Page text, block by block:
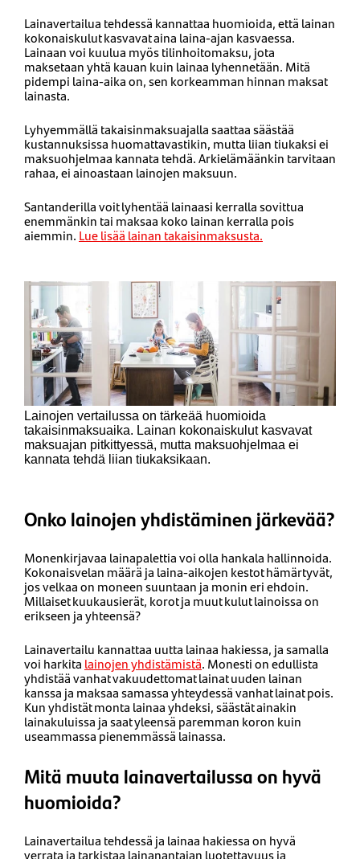
Lainavertailua tehdessä kannattaa huomioida, että lainan
kokonaiskulut kasvavat aina laina-ajan kasvaessa.
Lainaan voi kuulua myös tilinhoitomaksu, jota
maksetaan yhtä kauan kuin lainaa lyhennetään. Mitä
pidempi laina-aika on, sen korkeamman hinnan maksat
lainasta.
Lyhyemmällä takaisinmaksuajalla saattaa säästää
kustannuksissa huomattavastikin, mutta liian tiukaksi ei
maksuohjelmaa kannata tehdä. Arkielämäänkin tarvitaan
rahaa, ei ainoastaan lainojen maksuun.
Santanderilla voit lyhentää lainaasi kerralla sovittua
enemmänkin tai maksaa koko lainan kerralla pois
aiemmin. Lue lisää lainan takaisinmaksusta.
Lainojen vertailussa on tärkeää huomioida
takaisinmaksuaika. Lainan kokonaiskulut kasvavat
maksuajan pitkittyessä, mutta maksuohjelmaa ei
kannata tehdä liian tiukaksikaan.
Onko lainojen yhdistäminen järkevää?
Monenkirjavaa lainapalettia voi olla hankala hallinnoida.
Kokonaisvelan määrä ja laina-aikojen kestot hämärtyvät,
jos velkaa on moneen suuntaan ja monin eri ehdoin.
Millaiset kuukausierät, korot ja muut kulut lainoissa on
erikseen ja yhteensä?
Lainavertailu kannattaa uutta lainaa hakiessa, ja samalla
voi harkita lainojen yhdistämistä. Monesti on edullista
yhdistää vanhat vakuudettomat lainat uuden lainan
kanssa ja maksaa samassa yhteydessä vanhat lainat pois.
Kun yhdistät monta lainaa yhdeksi, säästät ainakin
lainakuluissa ja saat yleensä paremman koron kuin
useammassa pienemmässä lainassa.
Mitä muuta lainavertailussa on hyvä
huomioida?
Lainavertailua tehdessä ja lainaa hakiessa on hyvä
verrata ja tarkistaa lainanantajan luotettavuus ja